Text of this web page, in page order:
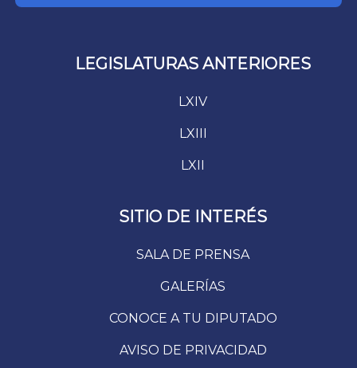
LEGISLATURAS ANTERIORES
LXIV
LXIII
LXII
SITIO DE INTERÉS
SALA DE PRENSA
GALERÍAS
CONOCE A TU DIPUTADO
AVISO DE PRIVACIDAD